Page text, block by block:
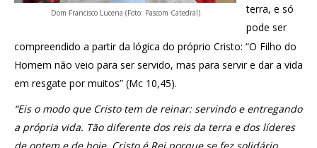
Dom Francisco Lucena (Foto: Pascom Catedral)
terra, e só
pode ser
compreendido a partir da lógica do próprio Cristo: “O Filho do
Homem não veio para ser servido, mas para servir e dar a vida
em resgate por muitos” (Mc 10,45).
“Eis o modo que Cristo tem de reinar: servindo e entregando
a própria vida. Tão diferente dos reis da terra e dos líderes